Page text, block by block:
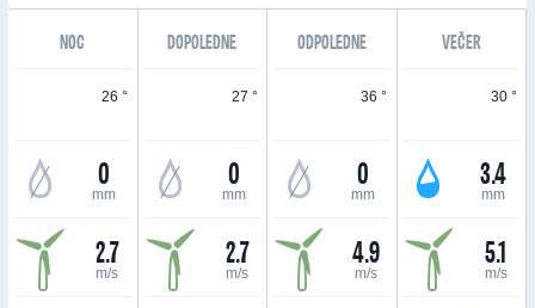
NOC DOPOLEDNE ODPOLEDNE VEČER
26 °
0
mm
2.7
m/s
27 °
0
mm
2.7
m/s
36 °
0
mm
4.9
m/s
30 °
3.4
mm
5.1
m/s